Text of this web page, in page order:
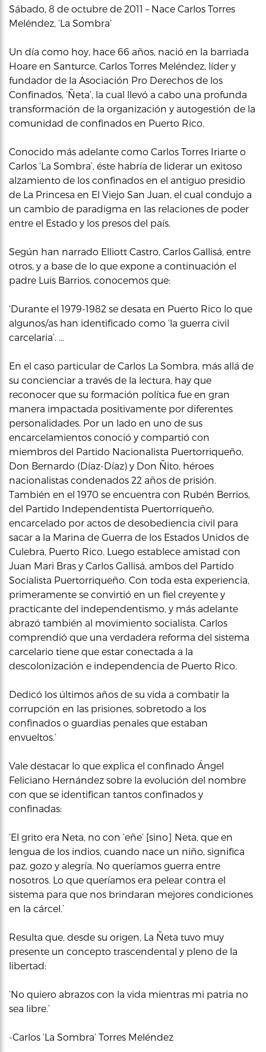
Sábado, 8 de octubre de 2011 – Nace Carlos Torres
Meléndez, ‘La Sombra’
Un día como hoy, hace 66 años, nació en la barriada
Hoare en Santurce, Carlos Torres Meléndez, líder y
fundador de la Asociación Pro Derechos de los
Confinados, ‘Ñeta’, la cual llevó a cabo una profunda
transformación de la organización y autogestión de la
comunidad de confinados en Puerto Rico.
Conocido más adelante como Carlos Torres Iriarte o
Carlos ‘La Sombra’, éste habría de liderar un exitoso
alzamiento de los confinados en el antiguo presidio
de La Princesa en El Viejo San Juan, el cual condujo a
un cambio de paradigma en las relaciones de poder
entre el Estado y los presos del país.
Según han narrado Elliott Castro, Carlos Gallisá, entre
otros, y a base de lo que expone a continuación el
padre Luis Barrios, conocemos que:
‘Durante el 1979-1982 se desata en Puerto Rico lo que
algunos/as han identificado como ‘la guerra civil
carcelaria’. …
En el caso particular de Carlos La Sombra, más allá de
su concienciar a través de la lectura, hay que
reconocer que su formación política fue en gran
manera impactada positivamente por diferentes
personalidades. Por un lado en uno de sus
encarcelamientos conoció y compartió con
miembros del Partido Nacionalista Puertorriqueño,
Don Bernardo (Díaz-Díaz) y Don Ñito, héroes
nacionalistas condenados 22 años de prisión.
También en el 1970 se encuentra con Rubén Berrios,
del Partido Independentista Puertorriqueño,
encarcelado por actos de desobediencia civil para
sacar a la Marina de Guerra de los Estados Unidos de
Culebra, Puerto Rico. Luego establece amistad con
Juan Mari Bras y Carlos Gallisá, ambos del Partido
Socialista Puertorriqueño. Con toda esta experiencia,
primeramente se convirtió en un fiel creyente y
practicante del independentismo, y más adelante
abrazó también al movimiento socialista. Carlos
comprendió que una verdadera reforma del sistema
carcelario tiene que estar conectada a la
descolonización e independencia de Puerto Rico.
Dedicó los últimos años de su vida a combatir la
corrupción en las prisiones, sobretodo a los
confinados o guardias penales que estaban
envueltos.’
Vale destacar lo que explica el confinado Ángel
Feliciano Hernández sobre la evolución del nombre
con que se identifican tantos confinados y
confinadas:
‘El grito era Neta, no con ‘eñe’ [sino] Neta, que en
lengua de los indios, cuando nace un niño, significa
paz, gozo y alegría. No queríamos guerra entre
nosotros. Lo que queríamos era pelear contra el
sistema para que nos brindaran mejores condiciones
en la cárcel.’
Resulta que, desde su origen, La Ñeta tuvo muy
presente un concepto trascendental y pleno de la
libertad:
‘No quiero abrazos con la vida mientras mi patria no
sea libre.’
-Carlos ‘La Sombra’ Torres Meléndez